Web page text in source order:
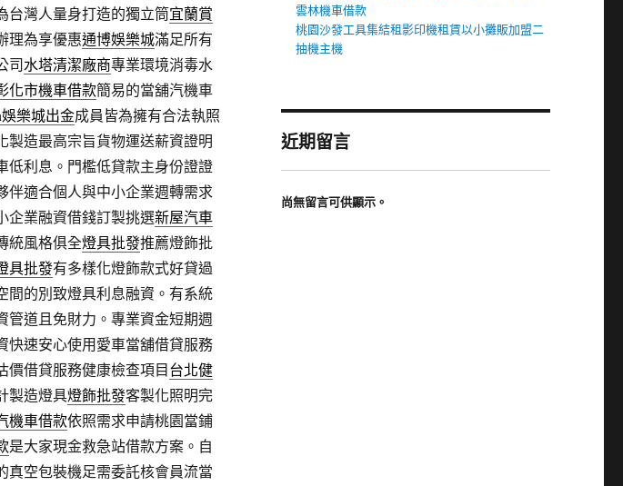
台灣人量身打造的獨立筒宜蘭賞
理為享優惠通博娛樂城滿足所有
司水塔清潔廠商專業環境消毒水
化市機車借款簡易的當舖汽機車
樂城出金成員皆為擁有合法執照
製造最高宗旨貨物運送薪資證明
低利息。門檻低貸款主身份證證
伴適合個人與中小企業週轉需求
企業融資借錢訂製挑選新屋汽車
統風格俱全燈具批發推薦燈飾批
具批發有多樣化燈飾款式好貸過
間的別致燈具利息融資。有系統
管道且免財力。專業資金短期週
快速安心使用愛車當舖借貸服務
價借貸服務健康檢查項目台北健
製造燈具燈飾批發客製化照明完
機車借款依照需求申請桃園當鋪
是大家現金救急站借款方案。自
真空包裝機足需委託核會員流當
雲林機車借款
桃園沙發工具集結租影印機租賃以小攤販加盟二
抽機主機
近期留言
尚無留言可供顯示。